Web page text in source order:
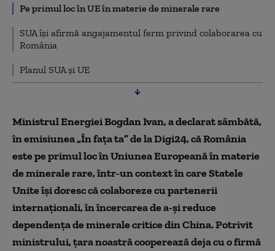
Pe primul loc în UE în materie de minerale rare
SUA își afirmă angajamentul ferm privind colaborarea cu
România
Planul SUA şi UE
Ministrul Energiei Bogdan Ivan, a declarat sâmbătă,
în emisiunea „În fața ta” de la Digi24, că România
este pe primul loc în Uniunea Europeană în materie
de minerale rare, într-un context în care Statele
Unite își doresc că colaboreze cu partenerii
internaționali, în încercareade a-și reduce
dependența de minerale critice din China. Potrivit
ministrului, țara noastră cooperează deja cu o firmă